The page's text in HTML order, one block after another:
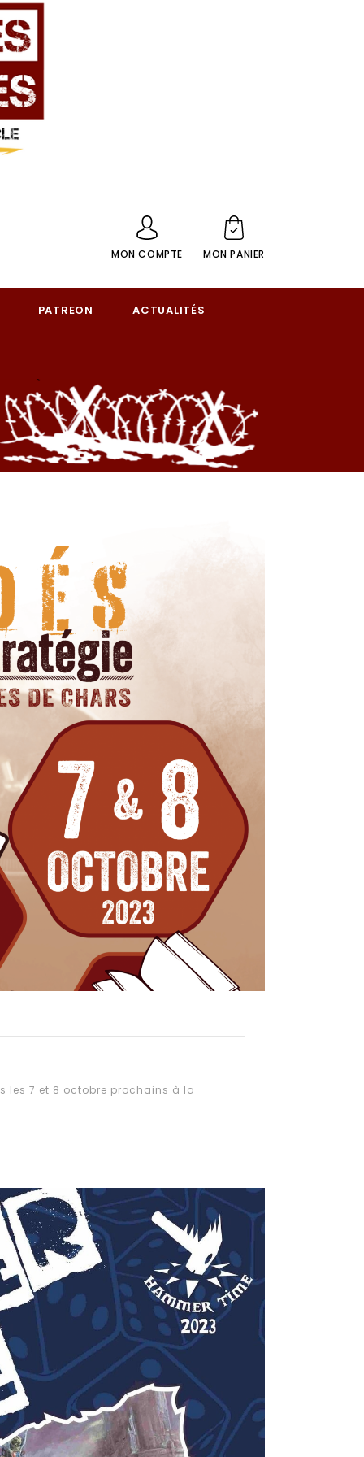
MON PANIER
MON COMPTE
PATREON ACTUALITÉS
les 7 et 8 octobre prochains à la